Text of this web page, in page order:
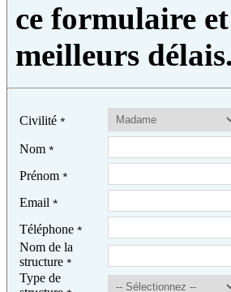
ce formulaire
meilleurs délais.
Civilité *
Nom *
Prénom *
Email *
Téléphone *
Nom de la
structure *
Type de